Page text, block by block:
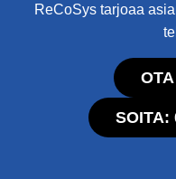
ReCoSys tarjoaa
SOITA: